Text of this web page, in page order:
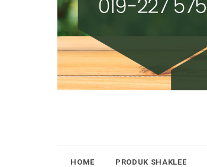
HOME PRODUK SHAKLEE